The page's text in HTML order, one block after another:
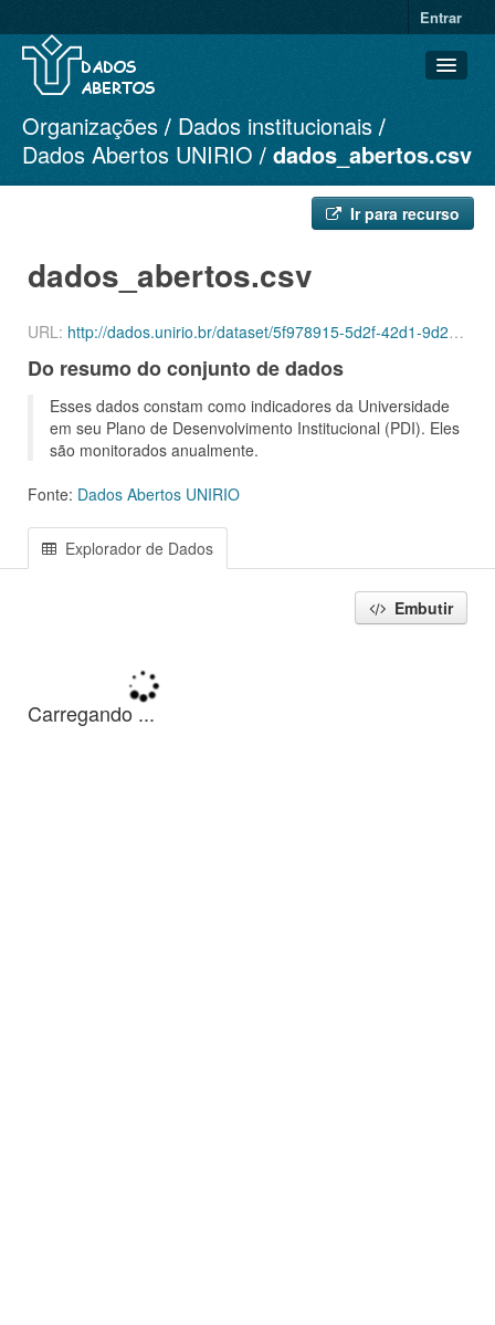
Entrar
Conjuntos de dados
Organizações
Organizações
Dados institucionais
Dados Abertos UNIRIO
dados_abertos.csv
Ir para recurso
dados_abertos.csv
URL: http://dados.unirio.br/dataset/5f978915-5d2f-42d1-9d26-fc58765d502e/resource/c3be407e-6b2d-4989-a0b0-d7ff90963154/download/dados_abertos.csv
Do resumo do conjunto de dados
Esses dados constam como indicadores da Universidade
em seu Plano de Desenvolvimento Institucional (PDI). Eles
são monitorados anualmente.
Fonte: Dados Abertos UNIRIO
Explorador de Dados
Embutir